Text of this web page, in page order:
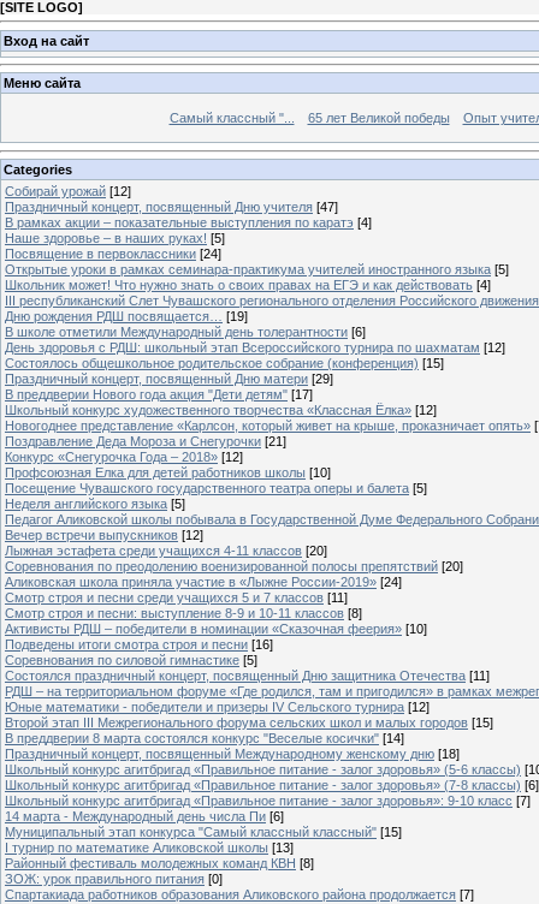
[SITE LOGO]
Вход на сайт
Меню сайта
Самый классный "... 65 лет Великой победы Опыт
Categories
Собирай урожай [12]
Праздничный концерт, посвященный Дню учителя [47]
В рамках акции – показательные выступления по каратэ [4]
Наше здоровье – в наших руках! [5]
Посвящение в первоклассники [24]
Открытые уроки в рамках семинара-практикума учителей иностранного языка [5]
Школьник может! Что нужно знать о своих правах на ЕГЭ и как действовать [4]
III республиканский Слет Чувашского регионального отделения Российского
Дню рождения РДШ посвящается…
[19]
В школе отметили Международный день толерантности [6]
День здоровья с РДШ: школьный этап Всероссийского турнира по шахматам [12]
Состоялось общешкольное родительское собрание (конференция) [15]
Праздничный концерт, посвященный Дню матери [29]
В преддверии Нового года акция "Дети детям" [17]
Школьный конкурс художественного творчества «Классная Ёлка» [12]
Новогоднее представление «Карлсон, который живет на крыше, проказничает опять»
Поздравление Деда Мороза и Снегурочки [21]
Конкурс «Снегурочка Года – 2018» [12]
Профсоюзная Елка для детей работников школы [10]
Посещение Чувашского государственного театра оперы и балета [5]
Неделя английского языка [5]
Педагог Аликовской школы побывала в Государственной Думе Федерального
Вечер встречи выпускников [12]
Лыжная эстафета среди учащихся 4-11 классов [20]
Cоревнования по преодолению военизированной полосы препятствий [20]
Аликовская школа приняла участие в «Лыжне России-2019» [24]
Смотр строя и песни среди учащихся 5 и 7 классов [11]
Смотр строя и песни: выступление 8-9 и 10-11 классов [8]
Активисты РДШ – победители в номинации «Сказочная феерия» [10]
Подведены итоги смотра строя и песни [16]
Соревнования по силовой гимнастике [5]
Состоялся праздничный концерт, посвященный Дню защитника Отечества [11]
РДШ – на территориальном форуме «Где родился, там и пригодился» в рамках
Юные математики - победители и призеры IV Сельского турнира [12]
Второй этап III Межрегионального форума сельских школ и малых городов [15]
В преддверии 8 марта состоялся конкурс "Веселые косички" [14]
Праздничный концерт, посвященный Международному женскому дню [18]
Школьный конкурс агитбригад «Правильное питание - залог здоровья» (5-6 классы)
Школьный конкурс агитбригад «Правильное питание - залог здоровья» (7-8 классы) [6]
Школьный конкурс агитбригад «Правильное питание - залог здоровья»: 9-10 класс [7]
14 марта - Международный день числа Пи [6]
Муниципальный этап конкурса "Самый классный классный" [15]
I турнир по математике Аликовской школы [13]
Районный фестиваль молодежных команд КВН [8]
ЗОЖ: урок правильного питания [0]
Спартакиада работников образования Аликовского района продолжается [7]